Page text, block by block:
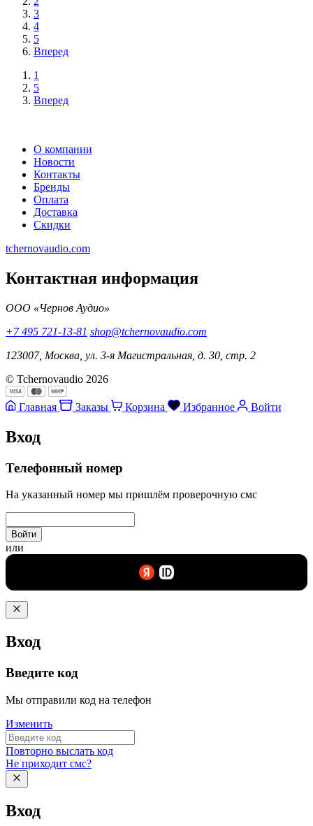
3
4
5
Вперед
1
5
Вперед
О компании
Новости
Контакты
Бренды
Оплата
Доставка
Скидки
tchernovaudio.com
Контактная информация
ООО «Чернов Аудио»
+7 495 721-13-81 shop@tchernovaudio.com
123007, Москва, ул. 3-я Магистральная, д. 30, стр. 2
© Tchernovaudio 2026
Главная Заказы Корзина Избранное Войти
Вход
Телефонный номер
На указанный номер мы пришлём проверочную смс
Войти
или
Вход
Введите код
Мы отправили код на телефон
Изменить
Повторно выслать код
Не приходит смс?
Вход